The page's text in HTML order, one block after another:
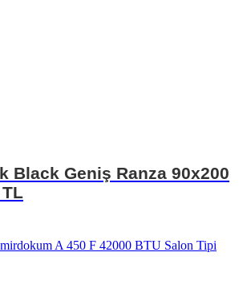
Black Geniş Ranza 90x200